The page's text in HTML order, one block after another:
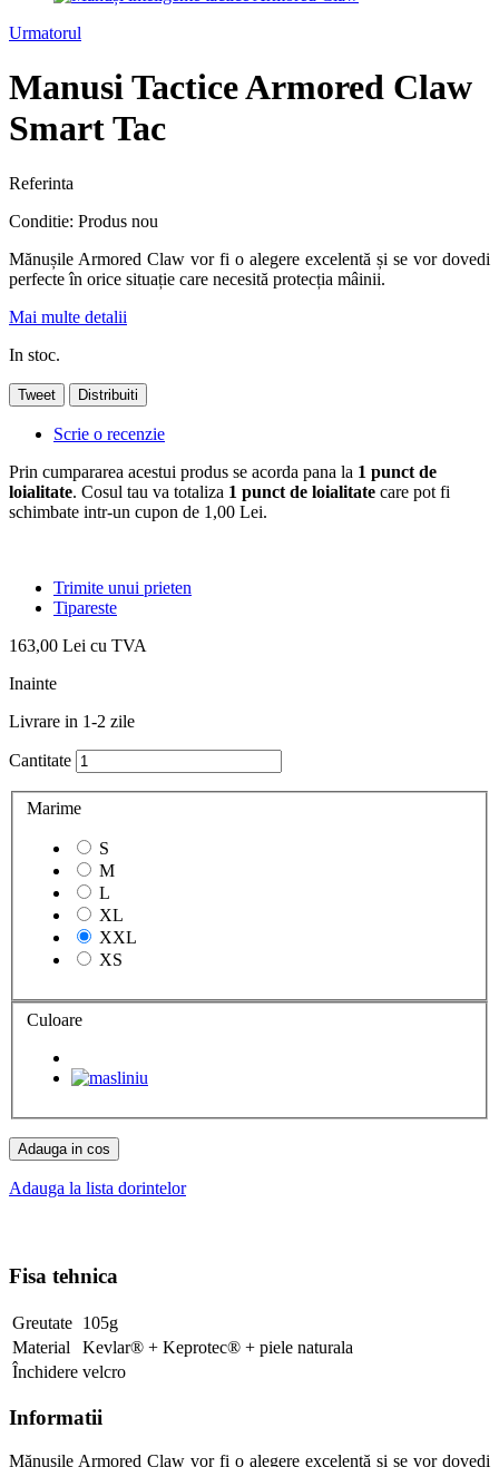
Urmatorul
Manusi Tactice Armored Claw
Smart Tac
Referinta
Conditie: Produs nou
Mănușile Armored Claw vor fi o alegere excelentă și se vor dovedi
perfecte în orice situație care necesită protecția mâinii.
Mai multe detalii
In stoc.
Tweet Distribuiti
Scrie o recenzie
Prin cumpararea acestui produs se acorda pana la 1 punct de
loialitate. Cosul tau va totaliza 1 punct de loialitate care pot fi
schimbate intr-un cupon de 1,00 Lei.
Trimite unui prieten
Tipareste
163,00 Lei cu TVA
Inainte
Livrare in 1-2 zile
Cantitate
Marime
S
M
L
XL
XXL
XS
Culoare
Adauga in cos
Adauga la lista dorintelor
Fisa tehnica
Greutate 105g
Material
Kevlar® + Keprotec® + piele naturala
Închidere velcro
Informatii
Mănușile Armored Claw vor fi o alegere excelentă și se vor dovedi